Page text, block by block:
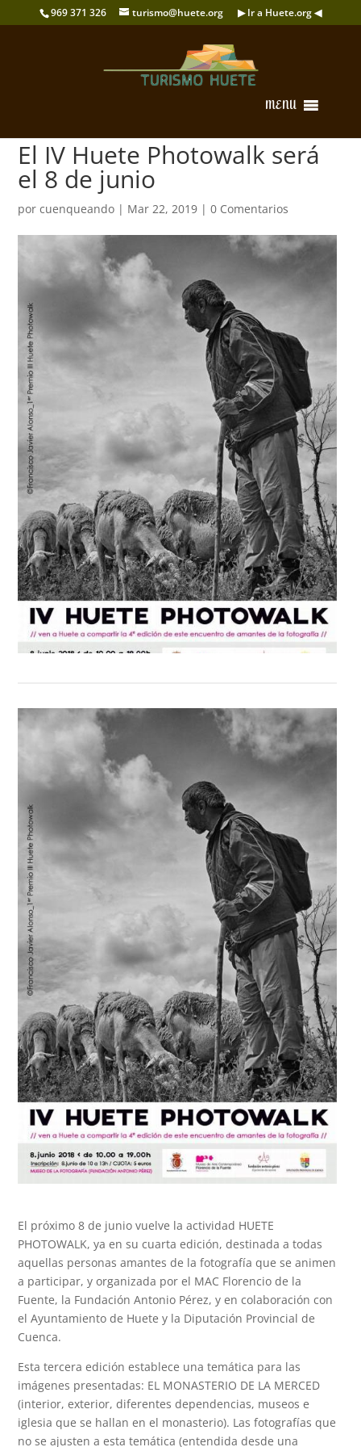
969 371 326 turismo@huete.org ▶ Ir a Huete.org ◀
MENU
El IV Huete Photowalk será
el 8 de junio
porcuenqueando | Mar 22, 2019 |0 Comentarios
El próximo 8 de junio vuelve la actividad HUETE
PHOTOWALK, ya en su cuarta edición, destinada a todas
aquellas personas amantes de la fotografía que se animen
a participar, y organizada por el MAC Florencio de la
Fuente, la Fundación Antonio Pérez, y en colaboración con
el Ayuntamiento de Huete y la Diputación Provincial de
Cuenca.
Esta tercera edición establece una temática para las
imágenes presentadas: EL MONASTERIO DE LA MERCED
(interior, exterior, diferentes dependencias, museos e
iglesia que se hallan en el monasterio). Las fotografías que
no se ajusten a esta temática (entendida desde una